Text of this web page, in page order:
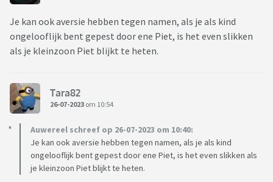
Je kan ook aversie hebben tegen namen, als je als kind
ongelooflijk bent gepest door ene Piet, is het even slikken
als je kleinzoon Piet blijkt te heten.
Tara82
26-07-2023 om 10:54
Auwereel schreef op 26-07-2023 om 10:40:
Je kan ook aversie hebben tegen namen, als je als kind
ongelooflijk bent gepest door ene Piet, is het even slikken als
je kleinzoon Piet blijkt te heten.